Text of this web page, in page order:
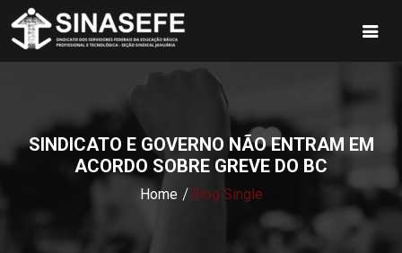
SINDICATO E GOVERNO NÃO ENTRAM EM
ACORDO SOBRE GREVE DO BC
Home Blog Single